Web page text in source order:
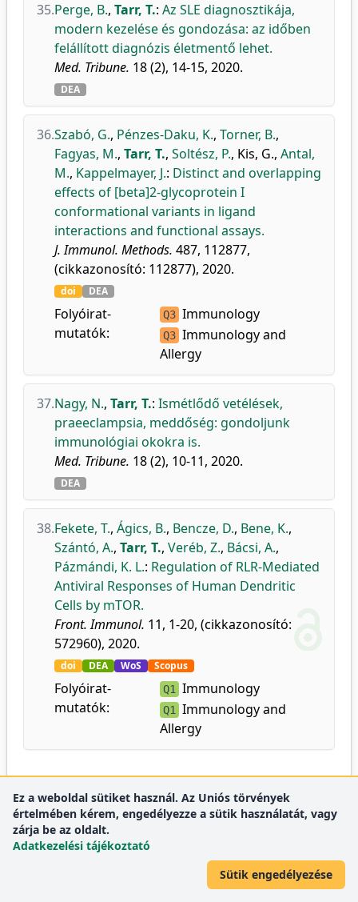
35.Perge, B., Tarr, T.: Az SLE diagnosztikája,
modern kezelése és gondozása: az időben
felállított diagnózis életmentő lehet.
Med. Tribune. 18 (2), 14-15, 2020.
DEA
36.Szabó, G., Pénzes-Daku, K., Torner, B.,
Fagyas, M., Tarr, T., Soltész, P., Kis, G., Antal,
M., Kappelmayer, J.: Distinct and overlapping
effects of [beta]2-glycoprotein I
conformational variants in ligand
interactions and functional assays.
J. Immunol. Methods. 487, 112877,
(cikkazonosító: 112877), 2020.
doi DEA
Folyóirat-
mutatók:
Q3 Immunology
Q3 Immunology and
Allergy
37.Nagy, N., Tarr, T.: Ismétlődő vetélések,
praeeclampsia, meddőség: gondoljunk
immunológiai okokra is.
Med. Tribune. 18 (2), 10-11, 2020.
DEA
38.Fekete, T., Ágics, B., Bencze, D., Bene, K.,
Szántó, A., Tarr, T., Veréb, Z., Bácsi, A.,
Pázmándi, K. L.: Regulation of RLR-Mediated
Antiviral Responses of Human Dendritic
Cells by mTOR.
Front. Immunol. 11, 1-20, (cikkazonosító:
572960), 2020.
doi DEA WoS Scopus
Folyóirat-
mutatók:
Q1 Immunology
Q1
Immunology and
Allergy
2019
39.Szabó, K.,Jámbor, I.
Alteration in follicular T helper cell subsets
and cytokine production contributes to
Ez a weboldal sütiket használ. Az Uniós törvények
értelmében kérem, engedélyezze a sütik használatát, vagy
zárja be az oldalt.
Adatkezelési tájékoztató
Sütik engedélyezése